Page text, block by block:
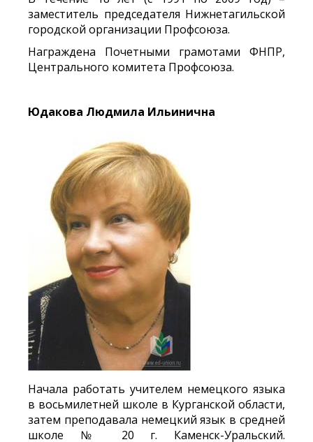
заместитель председателя Нижнетагильской
городской организации Профсоюза.
Награждена Почетными грамотами ФНПР,
Центрального комитета Профсоюза.
Юдакова Людмила Ильинична
Начала работать учителем немецкого языка
в восьмилетней школе в Курганской области,
затем преподавала немецкий язык в средней
школе № 20 г. Каменск-Уральский.